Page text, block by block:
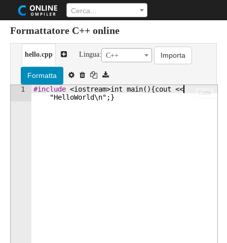
Cerca...
Formattatore C++ online
hello.cpp Lingua: C++ Importa
Formatta
Code
1 #include <iostream>int main(){cout <<
"HelloWorld\n";}